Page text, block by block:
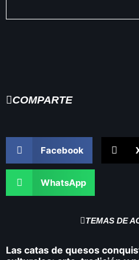
COMPARTE
Facebook
WhatsApp
TEMAS DE
Las catas de quesos